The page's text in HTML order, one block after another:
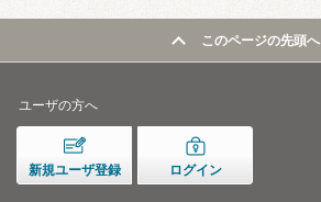
このページの先頭へ
ユーザの方へ
新規ユーザ登録 ログイン